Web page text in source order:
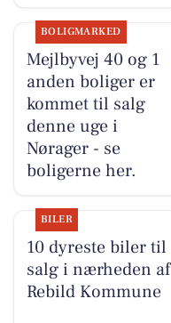
BOLIGMARKED
Mejlbyvej 40 og 1
anden boliger er
kommet til salg
denne uge i
Nørager - se
boligerne her.
BILER
10 dyreste biler til
salg i nærheden af
Rebild Kommune